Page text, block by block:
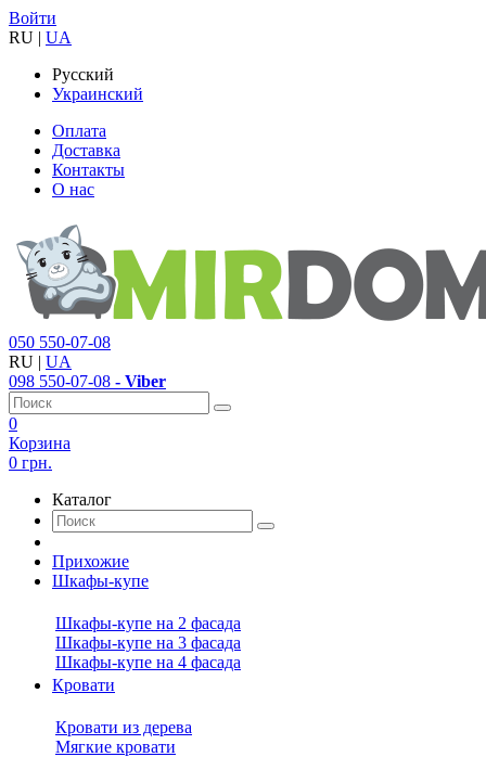
Войти
RU | UA
Русский
Украинский
Оплата
Доставка
Контакты
О нас
050 550-07-08
RU | UA
098 550-07-08 - Viber
0
Корзина
0 грн.
Каталог
Прихожие
Шкафы-купе
Шкафы-купе на 2 фасада
Шкафы-купе на 3 фасада
Шкафы-купе на 4 фасада
Кровати
Кровати из дерева
Мягкие кровати